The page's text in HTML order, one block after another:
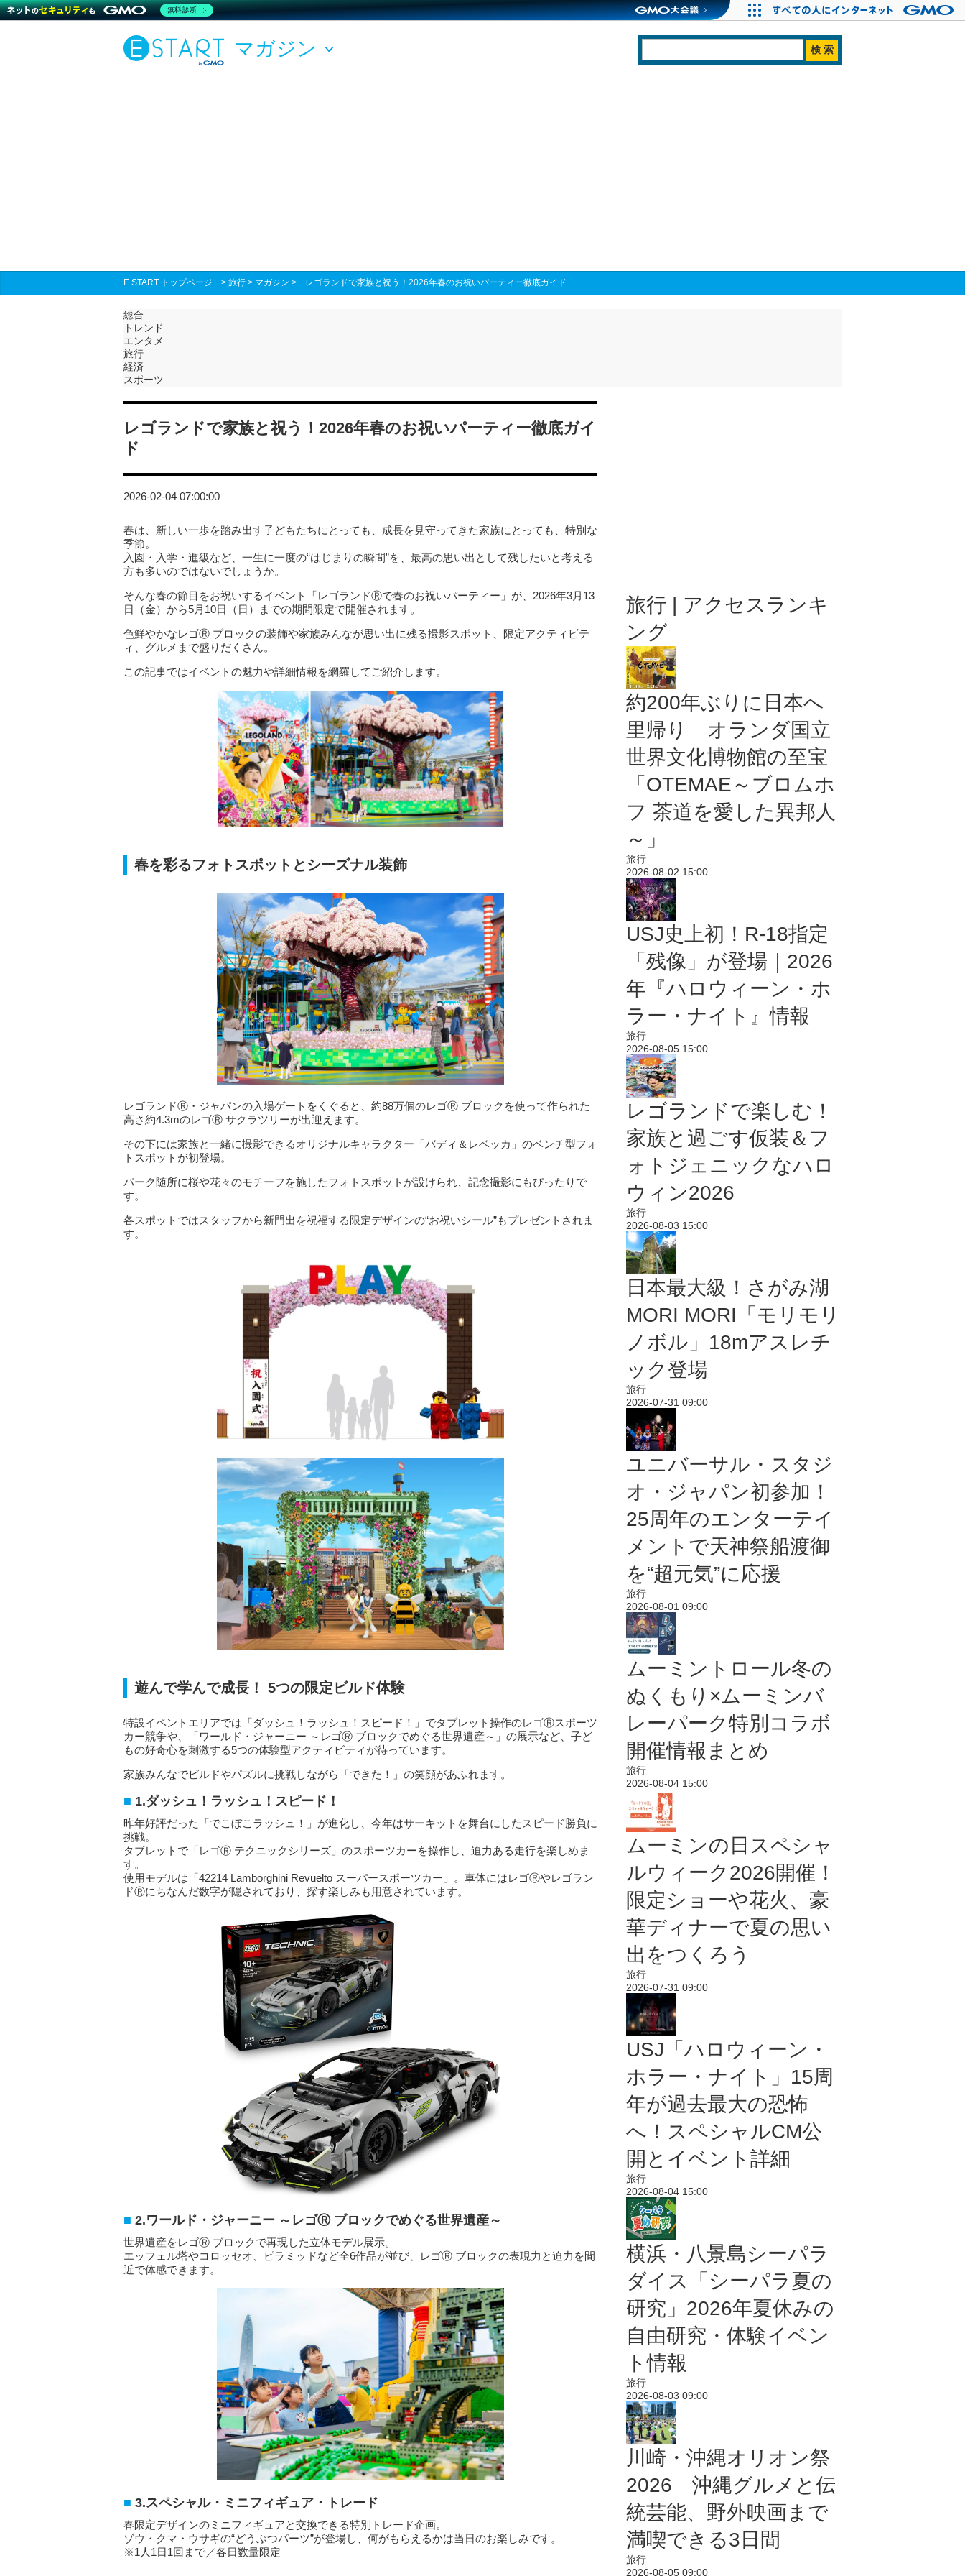
マガジン
E START トップページ > 旅行 > マガジン > レゴランドで家族と祝う！2026年春のお祝いパーティー徹底ガイド
総合
トレンド
エンタメ
旅行
経済
スポーツ
レゴランドで家族と祝う！2026年春のお祝いパーティー徹底ガイ
ド
2026-02-04 07:00:00
春は、新しい一歩を踏み出す子どもたちにとっても、成長を見守ってきた家族にとっても、特別な
季節。
入園・入学・進級など、一生に一度の“はじまりの瞬間”を、最高の思い出として残したいと考える
方も多いのではないでしょうか。
そんな春の節目をお祝いするイベント「レゴランドⓇで春のお祝いパーティー」が、2026年3月13
日（金）から5月10日（日）までの期間限定で開催されます。
色鮮やかなレゴⓇ ブロックの装飾や家族みんなが思い出に残る撮影スポット、限定アクティビテ
ィ、グルメまで盛りだくさん。
この記事ではイベントの魅力や詳細情報を網羅してご紹介します。
春を彩るフォトスポットとシーズナル装飾
レゴランドⓇ・ジャパンの入場ゲートをくぐると、約88万個のレゴⓇ ブロックを使って作られた
高さ約4.3mのレゴⓇ サクラツリーが出迎えます。
その下には家族と一緒に撮影できるオリジナルキャラクター「バディ＆レベッカ」のベンチ型フォ
トスポットが初登場。
パーク随所に桜や花々のモチーフを施したフォトスポットが設けられ、記念撮影にもぴったりで
す。
各スポットではスタッフから新門出を祝福する限定デザインの“お祝いシール”もプレゼントされま
す。
遊んで学んで成長！ 5つの限定ビルド体験
特設イベントエリアでは「ダッシュ！ラッシュ！スピード！」でタブレット操作のレゴⓇスポーツ
カー競争や、「ワールド・ジャーニー ～レゴⓇ ブロックでめぐる世界遺産～」の展示など、子ど
もの好奇心を刺激する5つの体験型アクティビティが待っています。
家族みんなでビルドやパズルに挑戦しながら「できた！」の笑顔があふれます。
1.ダッシュ！ラッシュ！スピード！
昨年好評だった「でこぼこラッシュ！」が進化し、今年はサーキットを舞台にしたスピード勝負に
挑戦。
タブレットで「レゴⓇ テクニックシリーズ」のスポーツカーを操作し、迫力ある走行を楽しめま
す。
使用モデルは「42214 Lamborghini Revuelto スーパースポーツカー」。車体にはレゴⓇやレゴラン
ドⓇにちなんだ数字が隠されており、探す楽しみも用意されています。
2.ワールド・ジャーニー ～レゴⓇ ブロックでめぐる世界遺産～
世界遺産をレゴⓇ ブロックで再現した立体モデル展示。
エッフェル塔やコロッセオ、ピラミッドなど全6作品が並び、レゴⓇ ブロックの表現力と迫力を間
近で体感できます。
3.スペシャル・ミニフィギュア・トレード
春限定デザインのミニフィギュアと交換できる特別トレード企画。
ゾウ・クマ・ウサギの“どうぶつパーツ”が登場し、何がもらえるかは当日のお楽しみです。
※1人1日1回まで／各日数量限定
旅行 | アクセスランキ
ング
約200年ぶりに日本へ
里帰り オランダ国立
世界文化博物館の至宝
「OTEMAE～ブロムホ
フ 茶道を愛した異邦人
～」
旅行
2026-08-02 15:00
USJ史上初！R-18指定
「残像」が登場｜2026
年『ハロウィーン・ホ
ラー・ナイト』情報
旅行
2026-08-05 15:00
レゴランドで楽しむ！
家族と過ごす仮装＆フ
ォトジェニックなハロ
ウィン2026
旅行
2026-08-03 15:00
日本最大級！さがみ湖
MORI MORI「モリモリ
ノボル」18mアスレチ
ック登場
旅行
2026-07-31 09:00
ユニバーサル・スタジ
オ・ジャパン初参加！
25周年のエンターテイ
メントで天神祭船渡御
を“超元気”に応援
旅行
2026-08-01 09:00
ムーミントロール冬の
ぬくもり×ムーミンバ
レーパーク特別コラボ
開催情報まとめ
旅行
2026-08-04 15:00
ムーミンの日スペシャ
ルウィーク2026開催！
限定ショーや花火、豪
華ディナーで夏の思い
出をつくろう
旅行
2026-07-31 09:00
USJ「ハロウィーン・
ホラー・ナイト」15周
年が過去最大の恐怖
へ！スペシャルCM公
開とイベント詳細
旅行
2026-08-04 15:00
横浜・八景島シーパラ
ダイス「シーパラ夏の
研究」2026年夏休みの
自由研究・体験イベン
ト情報
旅行
2026-08-03 09:00
川崎・沖縄オリオン祭
2026 沖縄グルメと伝
統芸能、野外映画まで
満喫できる3日間
旅行
2026-08-05 09:00
無料診断